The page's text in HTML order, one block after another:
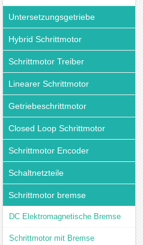
Untersetzungsgetriebe
Hybrid Schrittmotor
Schrittmotor Treiber
Linearer Schrittmotor
Getriebeschrittmotor
Closed Loop Schrittmotor
Schrittmotor Encoder
Schaltnetzteile
Schrittmotor bremse
DC Elektromagnetische Bremse
Schrittmotor mit Bremse